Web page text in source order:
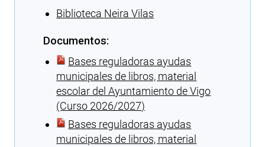
Biblioteca Neira Vilas
Documentos:
Bases reguladoras ayudas
municipales de libros, material
escolar del Ayuntamiento de Vigo
(Curso 2026/2027)
Bases reguladoras ayudas
municipales de libros, material